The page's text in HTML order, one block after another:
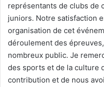
représentants de clubs de
juniors. Notre satisfaction
organisation de cet
déroulement des
nombreux public. Je
des sports et de la culture
contribution et de nous